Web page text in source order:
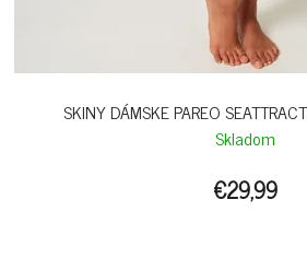
SKINY DÁMSKE PAREO
Skladom
€29,99